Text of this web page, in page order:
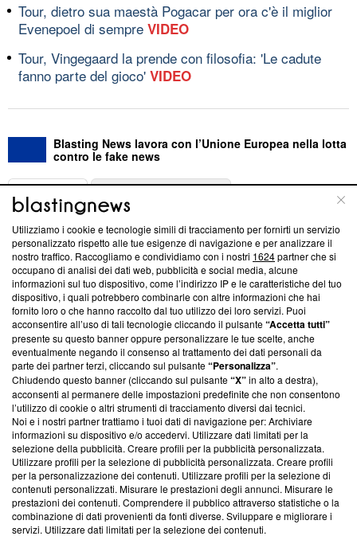
Tour, dietro sua maestà Pogacar per ora c'è il miglior
Evenepoel di sempre VIDEO
Tour, Vingegaard la prende con filosofia: 'Le cadute
fanno parte del gioco' VIDEO
Blasting News lavora con l’Unione Europea nella lotta
contro le fake news
ABOUT
Questa sezione offre informazioni trasparenti su Blasting
News, sui nostri processi editoriali e su come ci impegniamo a
creare news di qualità. Inoltre, afferma la nostra aderenza a
‘Trust Project - News with Integrity’Blasting News non è
ancora membro del programma, ma ha richiesto di farne
parte; Trust Project non ha ancora effettuato una verifica di
conformità agli standard.
Su di noi
Team editoriale
Corporate
Redazione
Informativa Privacy
Cookie Policy
Utilizziamo i cookie e tecnologie simili di tracciamento per fornirti un servizio
personalizzato rispetto alle tue esigenze di navigazione e per analizzare il
nostro traffico. Raccogliamo e condividiamo con i nostri 1624partner che si
occupano di analisi dei dati web, pubblicità e social media, alcune
informazioni sul tuo dispositivo, come l’indirizzo IP e le caratteristiche del tuo
dispositivo, i quali potrebbero combinarle con altre informazioni che hai
fornito loro o che hanno raccolto dal tuo utilizzo dei loro servizi. Puoi
acconsentire all’uso di tali tecnologie cliccando il pulsante“Accetta tutti”
presente su questo banner oppure personalizzare le tue scelte, anche
eventualmente negando il consenso al trattamento dei dati personali da
parte dei partner terzi, cliccando sul pulsante“Personalizza”.
Chiudendo questo banner (cliccando sul pulsante“X”in alto a destra),
acconsenti al permanere delle impostazioni predefinite che non consentono
l’utilizzo di cookie o altri strumenti di tracciamento diversi dai tecnici.
Noi e i nostri partner trattiamo i tuoi dati di navigazione per: Archiviare
informazioni su dispositivo e/o accedervi. Utilizzare dati limitati per la
selezione della pubblicità. Creare profili per la pubblicità personalizzata.
Utilizzare profili per la selezione di pubblicità personalizzata. Creare profili
per la personalizzazione dei contenuti. Utilizzare profili per la selezione di
contenuti personalizzati. Misurare le prestazioni degli annunci. Misurare le
prestazioni dei contenuti. Comprendere il pubblico attraverso statistiche o la
combinazione di dati provenienti da fonti diverse. Sviluppare e migliorare i
servizi. Utilizzare dati limitati per la selezione dei contenuti.